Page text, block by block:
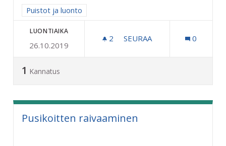
Rajaa tulokset aihepiirin mukaan: Puistot ja luonto
Puistot ja luonto
LUONTIAIKA
26.10.2019
2 2 SEURAAJAA
SEURAA 0
1 Kannatus
Pusikoitten raivaaminen